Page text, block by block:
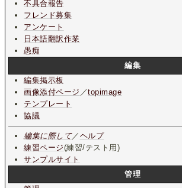
不具合報告
フレンド募集
アンケート
日本語翻訳作業
愚痴
編集
編集掲示板
画像添付ページ ／topimage
テンプレート
協議
編集に際して／ ヘルプ
練習ページ(練習/テスト用)
サンプルサイト
管理